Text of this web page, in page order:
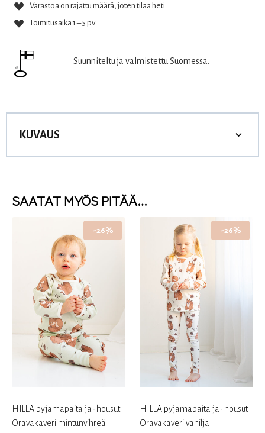
Varastoa on rajattu määrä, joten tilaa heti
Toimitusaika 1 – 5 pv.
Suunniteltu ja valmistettu Suomessa.
KUVAUS
SAATAT MYÖS PITÄÄ…
-26%
HILLA pyjamapaita ja -housut
Oravakaveri mintunvihreä
-26%
HILLA pyjamapaita ja -housut
Oravakaveri vanilja